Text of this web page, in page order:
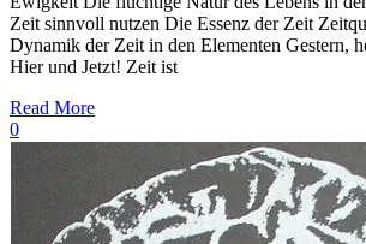
Zeit sinnvoll nutzen Die Essenz der Zeit
Dynamik der Zeit in den Elementen Gestern,
Hier und Jetzt! Zeit ist
Read More
0